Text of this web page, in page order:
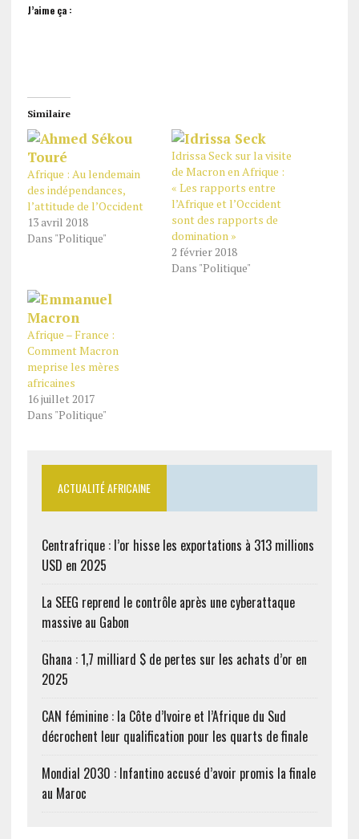
J’aime ça :
Similaire
Afrique : Au lendemain
des indépendances,
l’attitude de l’Occident
13 avril 2018
Dans "Politique"
Idrissa Seck sur la visite
de Macron en Afrique :
« Les rapports entre
l’Afrique et l’Occident
sont des rapports de
domination »
2 février 2018
Dans "Politique"
Afrique – France :
Comment Macron
meprise les mères
africaines
16 juillet 2017
Dans "Politique"
ACTUALITÉ AFRICAINE
Centrafrique : l’or hisse les exportations à 313 millions
USD en 2025
La SEEG reprend le contrôle après une cyberattaque
massive au Gabon
Ghana : 1,7 milliard $ de pertes sur les achats d’or en
2025
CAN féminine : la Côte d’Ivoire et l’Afrique du Sud
décrochent leur qualification pour les quarts de finale
Mondial 2030 : Infantino accusé d’avoir promis la finale
au Maroc